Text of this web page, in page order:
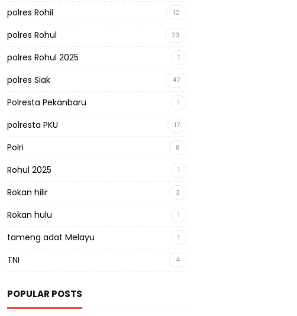
polres Rohil 10
polres Rohul 23
polres Rohul 2025 1
polres Siak 47
Polresta Pekanbaru 1
polresta PKU 17
Polri 8
Rohul 2025 1
Rokan hilir 3
Rokan hulu 1
tameng adat Melayu 1
TNI 4
POPULAR POSTS